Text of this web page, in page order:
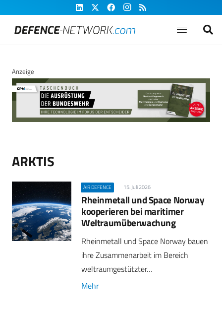
Anzeige
ARKTIS
AIR DEFENCE 15. Juli 2026
Rheinmetall und Space Norway
kooperieren bei maritimer
Weltraumüberwachung
Rheinmetall und Space Norway bauen
ihre Zusammenarbeit im Bereich
weltraumgestützter…
Mehr